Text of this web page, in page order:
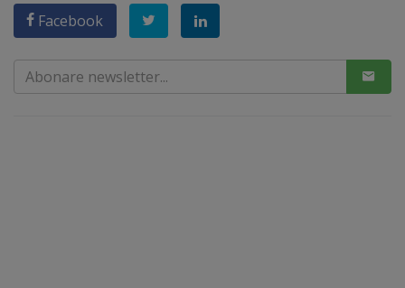
Facebook